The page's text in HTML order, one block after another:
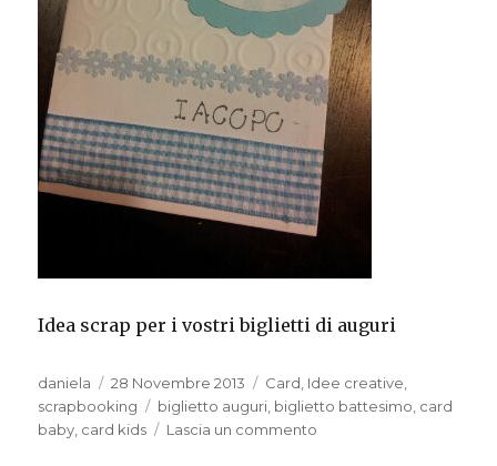
Idea scrap per i vostri biglietti di auguri
Autore
daniela
Pubblicato
il
28 Novembre 2013 Categorie
Card Idee creative
scrapbooking
Tag
biglietto auguri biglietto battesimo card
baby card kids Lascia un commento